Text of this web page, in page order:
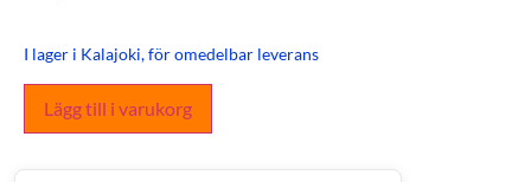
I lager i Kalajoki, för omedelbar leverans
Lägg till i varukorg